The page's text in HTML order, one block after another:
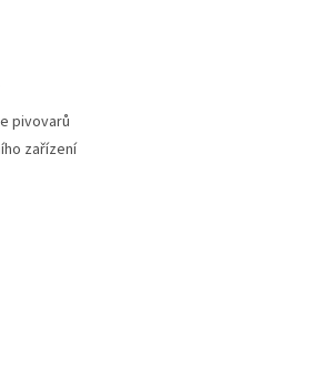
pivovarů
zařízení